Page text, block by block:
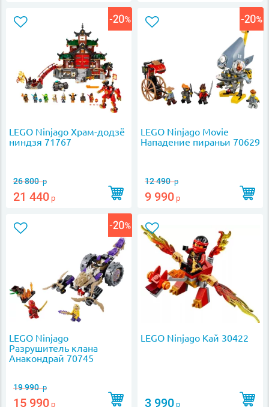
LEGO Ninjago Храм-додзё
ниндзя 71767
26 800р
21 440 р
LEGO Ninjago Movie
Нападение пираньи 70629
12 490р
9 990 р
LEGO Ninjago
Разрушитель клана
Анакондрай 70745
19 990р
15 990 р
LEGO Ninjago Кай 30422
3 990 р